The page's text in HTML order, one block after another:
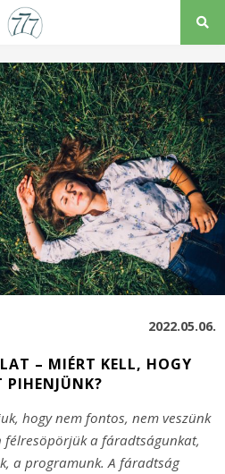
2022.05.06.
– MIÉRT KELL, HOGY
PIHENJÜNK?
hogy nem fontos, nem veszünk
a fáradtságunkat,
a programunk. A fáradtság